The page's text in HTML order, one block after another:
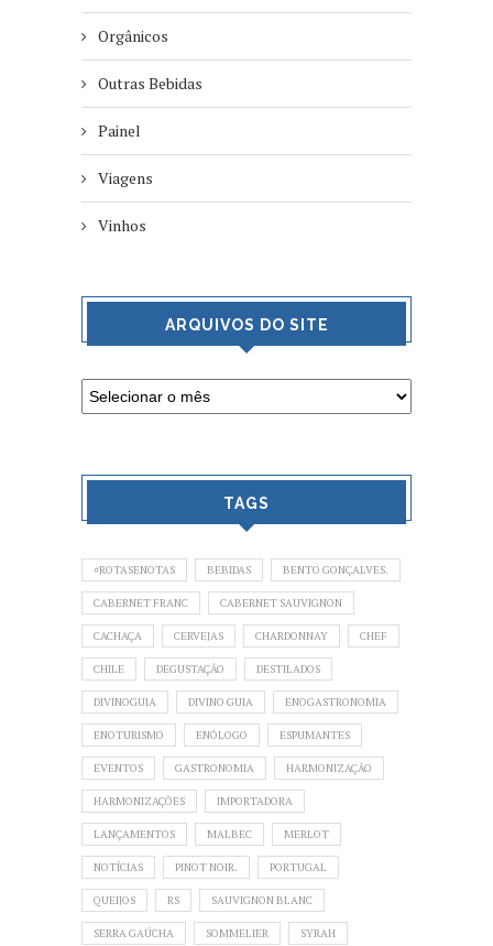
Orgânicos
Outras Bebidas
Painel
Viagens
Vinhos
ARQUIVOS DO SITE
TAGS
#ROTASENOTAS BEBIDAS BENTO GONÇALVES.
CABERNET FRANC CABERNET SAUVIGNON
CACHAÇA CERVEJAS CHARDONNAY CHEF
CHILE DEGUSTAÇÃO DESTILADOS
DIVINOGUIA DIVINO GUIA ENOGASTRONOMIA
ENOTURISMO ENÓLOGO ESPUMANTES
EVENTOS GASTRONOMIA HARMONIZAÇÃO
HARMONIZAÇÕES IMPORTADORA
LANÇAMENTOS MALBEC MERLOT
NOTÍCIAS PINOT NOIR. PORTUGAL
QUEIJOS RS SAUVIGNON BLANC
SERRA GAÚCHA SOMMELIER SYRAH